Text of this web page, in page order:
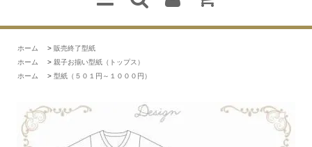
ホーム > 販売終了型紙
ホーム
> 親子お揃い型紙（トップス）
ホーム
> 型紙（５０１円～１０００円）